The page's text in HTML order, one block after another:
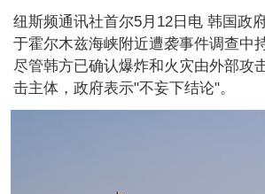
纽斯频通讯社首尔5月12日电 韩国政
于霍尔木兹海峡附近遭袭事件调查中
尽管韩方已确认爆炸和火灾由外部攻
击主体，政府表示"不妄下结论"。